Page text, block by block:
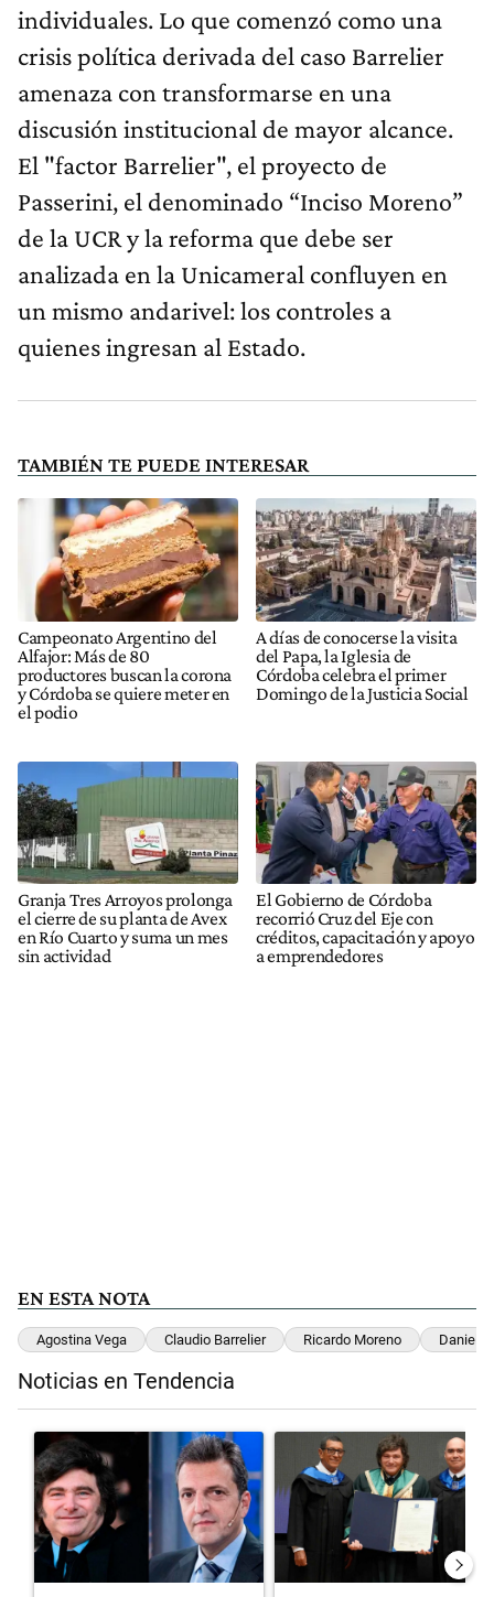
individuales. Lo que comenzó como una
crisis política derivada del caso Barrelier
amenaza con transformarse en una
discusión institucional de mayor alcance.
El "factor Barrelier", el proyecto de
Passerini, el denominado “Inciso Moreno”
de la UCR y la reforma que debe ser
analizada en la Unicameral confluyen en
un mismo andarivel: los controles a
quienes ingresan al Estado.
TAMBIÉN TE PUEDE INTERESAR
Campeonato Argentino del
Alfajor: Más de 80
productores buscan la corona
y Córdoba se quiere meter en
el podio
A días de conocerse la visita
del Papa, la Iglesia de
Córdoba celebra el primer
Domingo de la Justicia Social
Granja Tres Arroyos prolonga
el cierre de su planta de Avex
en Río Cuarto y suma un mes
sin actividad
El Gobierno de Córdoba
recorrió Cruz del Eje con
créditos, capacitación y apoyo
a emprendedores
EN ESTA NOTA
Agostina Vega Claudio Barrelier Ricardo Moreno Daniel
Noticias en Tendencia
Un artículo de tendencia con el título "Los gobernadores marcan
Un artículo de tendencia con el